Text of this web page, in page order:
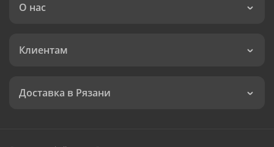
О нас
Клиентам
Доставка в Рязани